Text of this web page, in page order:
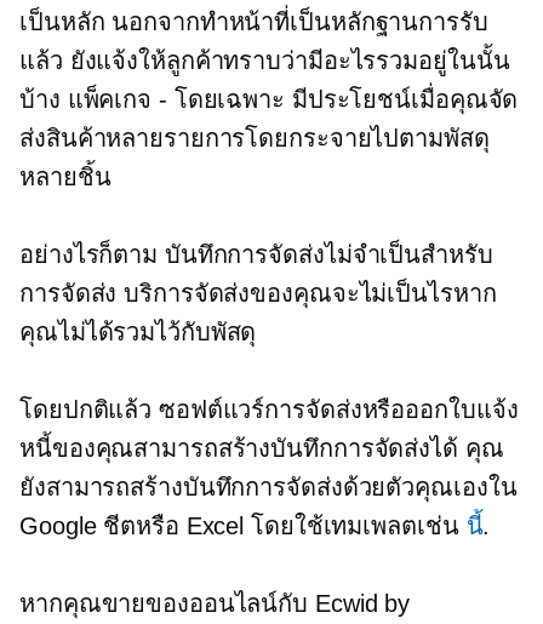
เป็นหลัก นอกจากทำหน้าที่เป็นหลักฐานการรับ
แล้ว ยังแจ้งให้ลูกค้าทราบว่ามีอะไรรวมอยู่ในนั้น
บ้าง แพ็คเกจ - โดยเฉพาะ มีประโยชน์เมื่อคุณจัด
ส่งสินค้าหลายรายการโดยกระจายไปตามพัสดุ
หลายชิ้น
อย่างไรก็ตาม บันทึกการจัดส่งไม่จำเป็นสำหรับ
การจัดส่ง บริการจัดส่งของคุณจะไม่เป็นไรหาก
คุณไม่ได้รวมไว้กับพัสดุ
โดยปกติแล้ว ซอฟต์แวร์การจัดส่งหรือออกใบแจ้ง
หนี้ของคุณสามารถสร้างบันทึกการจัดส่งได้ คุณ
ยังสามารถสร้างบันทึกการจัดส่งด้วยตัวคุณเองใน
Google ชีตหรือ Excel โดยใช้เทมเพลตเช่น นี้.
หากคุณขายของออนไลน์กับ Ecwid by